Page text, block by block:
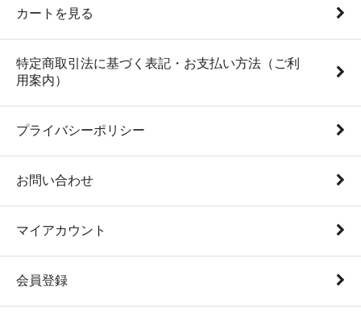
カートを見る
特定商取引法に基づく表記・お支払い方法（ご利
用案内）
プライバシーポリシー
お問い合わせ
マイアカウント
会員登録